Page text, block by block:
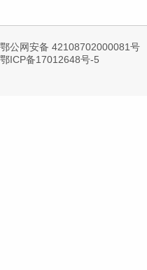
鄂公网安备 42108702000081号
鄂ICP备17012648号-5